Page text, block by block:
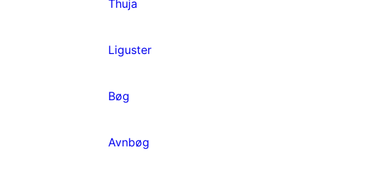
Thuja
Liguster
Bøg
Avnbøg